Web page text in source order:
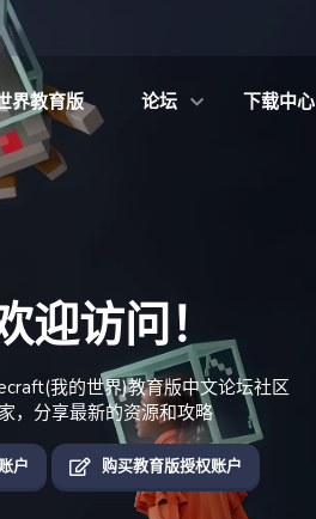
界教育版 论坛 下载中心
迎访问！
我的世界)教育版中文论坛社区
，分享最新的资源和攻略
户 购买教育版授权账户